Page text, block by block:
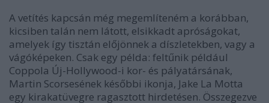
A vetítés kapcsán még megemlíteném a korábban,
kicsiben talán nem látott, elsikkadt apróságokat,
amelyek így tisztán előjönnek a díszletekben, vagy a
vágóképeken. Csak egy példa: feltűnik például
Coppola Új-Hollywood-i kor- és pályatársának,
Martin Scorsesének későbbi ikonja, Jake La Motta
egy kirakatüvegre ragasztott hirdetésen. Összegezve